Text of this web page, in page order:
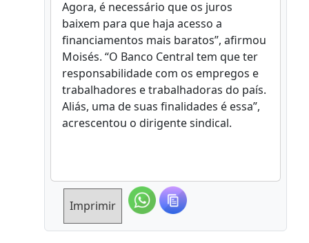
Agora, é necessário que os juros
baixem para que haja acesso a
financiamentos mais baratos”, afirmou
Moisés. “O Banco Central tem que ter
responsabilidade com os empregos e
trabalhadores e trabalhadoras do país.
Aliás, uma de suas finalidades é essa”,
acrescentou o dirigente sindical.
Imprimir